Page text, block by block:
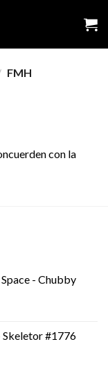
FMH
con la
- Chubby
Skeletor #1776